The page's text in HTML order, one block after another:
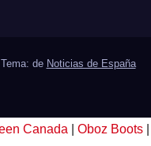
Tema: de Noticias de España
Canada Oboz Boots